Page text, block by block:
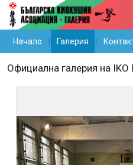
Начало Галерия
Официална галерия на IKO